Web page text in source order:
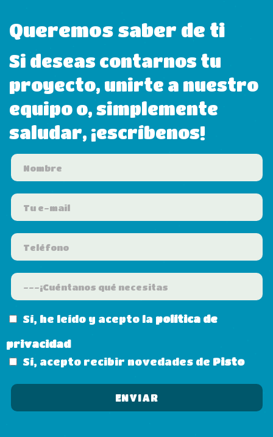
Queremos saber de ti
Si deseas contarnos tu
proyecto, unirte a nuestro
equipo o, simplemente
saludar, ¡escríbenos!
Sí, he leído y acepto la política de
privacidad
Sí, acepto recibir novedades de Pisto